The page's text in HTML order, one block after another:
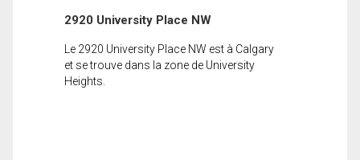
2920 University Place NW
Le 2920 University Place NW est à Calgary
et se trouve dans la zone de University
Heights.